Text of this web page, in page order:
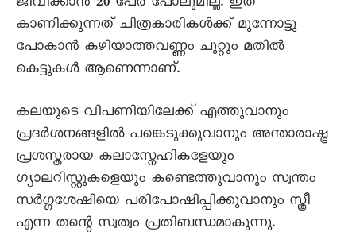
കാണിക്കുന്നത് ചിത്രകാരികൾക്ക് മുന്നോട്ടു
പോകാൻ കഴിയാത്തവണ്ണം ചുറ്റും മതിൽ
കെട്ടുകൾ ആണെന്നാണ്.
കലയുടെ വിപണിയിലേക്ക് എത്തുവാനും
പ്രദർശനങ്ങളിൽ പങ്കെടുക്കുവാനും അന്താരാഷ്ട്ര
പ്രശസ്തരായ കലാസ്നേഹികളേയും
ഗ്യാലറിസ്റ്റുകളെയും കണ്ടെത്തുവാനും സ്വന്തം
സർഗ്ഗശേഷിയെ പരിപോഷിപ്പിക്കുവാനും സ്ത്രീ
എന്ന തന്റെ സ്വത്വം പ്രതിബന്ധമാകുന്നു.